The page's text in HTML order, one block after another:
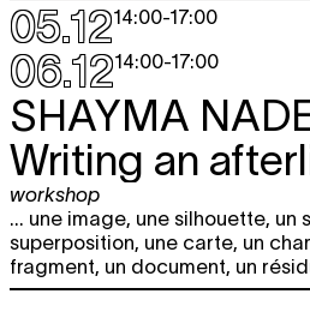
05.1214:00-17:00
06.1214:00-17:00
SHAYMA
Writing an
workshop
... une image, une silhouette, un
superposition, une carte, un
fragment, un document, un